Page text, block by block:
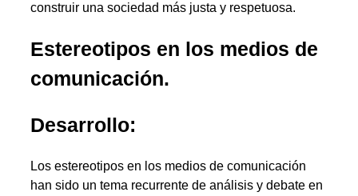
construir una sociedad más justa y respetuosa.
Estereotipos en los medios de
comunicación.
Desarrollo:
Los estereotipos en los medios de comunicación
han sido un tema recurrente de análisis y debate en